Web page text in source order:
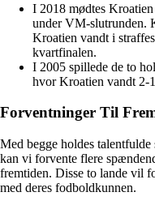
I 2018 mødtes
under VM-slutrunden.
Kroatien vandt i
kvartfinalen.
I 2005 spillede de to
hvor Kroatien vandt 2-
Forventninger Til
Med begge holdes
kan vi forvente flere
fremtiden. Disse to lande vil
med deres fodboldkunnen.